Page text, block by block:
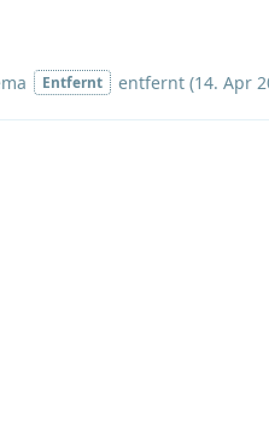
Entfernt entfernt (14. Apr